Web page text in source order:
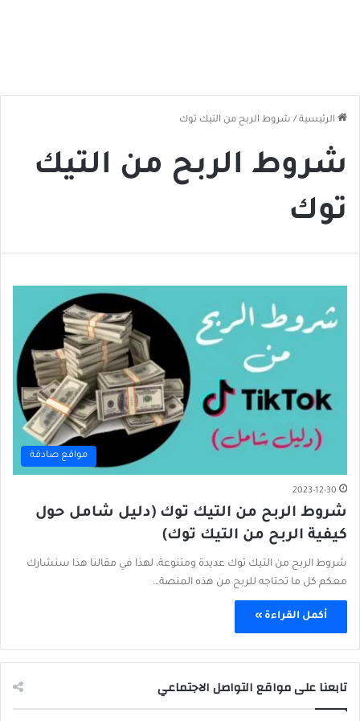
الرئيسية / شروط الربح من التيك توك
شروط الربح من التيك
توك
مواقع صادقة
2023-12-30
شروط الربح من التيك توك (دليل شامل حول
كيفية الربح من التيك توك)
شروط الربح من التيك توك عديدة ومتنوعة، لهذا في مقالنا هذا سنشارك
معكم كل ما تحتاجه للربح من هذه المنصة…
أكمل القراءة »
تابعنا على مواقع التواصل الاجتماعي